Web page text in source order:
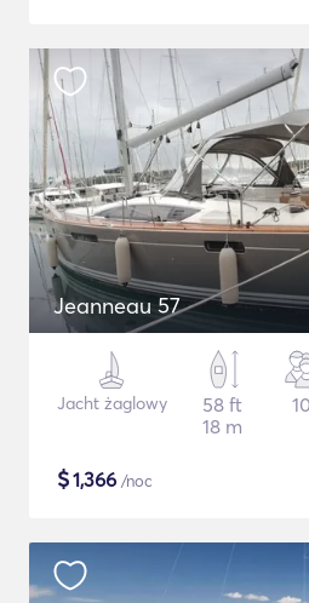
Jeanneau 57
Jacht żaglowy
58 ft
18 m
10
$1,366 /noc